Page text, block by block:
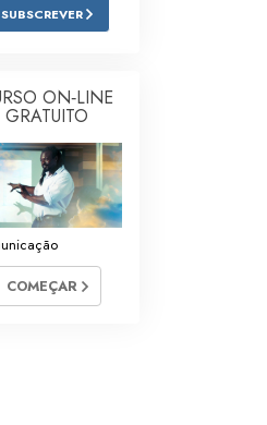
Local do Trabalho
SUBSCREVER
ON‑LINE
GRATUITO
COMEÇAR